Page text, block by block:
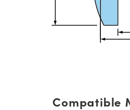
Compatible